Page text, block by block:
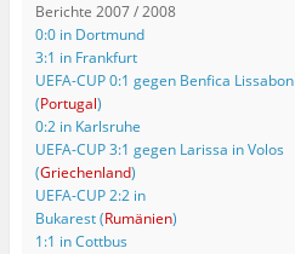
Berichte 2007 / 2008
0:0 in Dortmund
3:1 in Frankfurt
UEFA-CUP 0:1 gegen Benfica Lissabon
(Portugal)
0:2 in Karlsruhe
UEFA-CUP 3:1 gegen Larissa in Volos
(Griechenland)
UEFA-CUP 2:2 in
Bukarest (Rumänien)
1:1 in Cottbus